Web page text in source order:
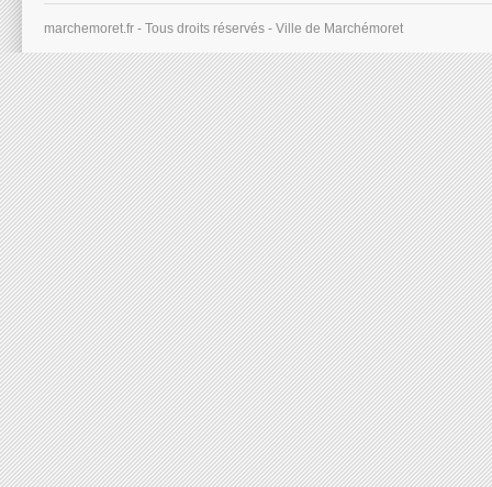
marchemoret.fr - Tous droits réservés - Ville de Marchémoret